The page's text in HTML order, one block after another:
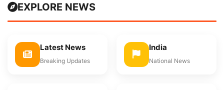
EXPLORE NEWS
Latest News
Breaking Updates
India
National News